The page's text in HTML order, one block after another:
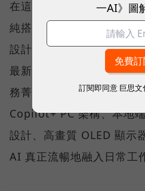
在這樣的氛圍下，市場對
純搭載最新處理器，擴展
設計與真實使用情境無縫
最新推出的 Prestige 14
務菁英與專業人士打造的
Copilot+ PC 架構、本地
設計、高畫質 OLED 顯示
AI 真正流暢地融入日常工
一AI》圖
訂閱即同意 巨思